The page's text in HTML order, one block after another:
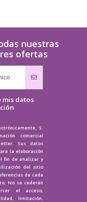
nuestras
ofertas
mis datos
S.
comercial
Sus datos
la elaboración
fin de analizar y
del sitio
de cada
No se cederán
el acceso,
limitación,